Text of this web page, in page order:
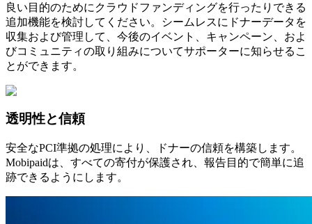
良い目的のためにクラウドファンディングを行ったりできる
追加機能を検討してください。シームレスにドナーデータを
収集および管理して、今後のイベント、キャンペーン、およ
びコミュニティの取り組みについてサポーターに知らせるこ
とができます。
透明性と信頼
安全なPCI準拠の処理により、ドナーの信頼を構築します。
Mobipaidは、すべての寄付が保護され、報告目的で簡単に追
跡できるようにします。